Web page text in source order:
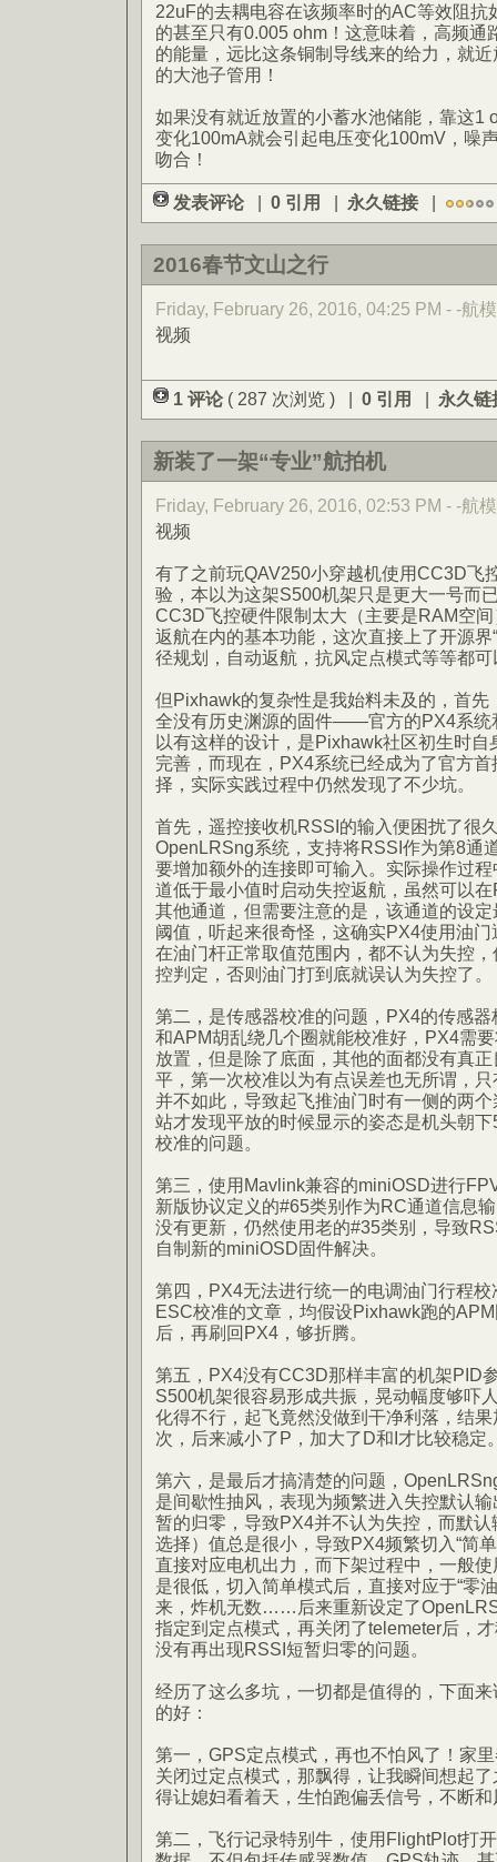
22uF的去耦电容在该频率时的AC等效阻抗
的甚至只有0.005 ohm！这意味着，高频通
的能量，远比这条铜制导线来的给力，就
的大池子管用！
如果没有就近放置的小蓄水池储能，靠这1
变化100mA就会引起电压变化100mV，噪
吻合！
发表评论 | 0 引用 | 永久链接 |
2016春节文山之行
Friday, February 26, 2016, 04:25 PM - -航模
视频
1 评论 ( 287 次浏览 ) | 0 引用 | 永久链
新装了一架“专业”航拍机
Friday, February 26, 2016, 02:53 PM - -航模
视频
有了之前玩QAV250小穿越机使用CC3D飞
验，本以为这架S500机架只是更大一号而
CC3D飞控硬件限制太大（主要是RAM空
返航在内的基本功能，这次直接上了开源界
径规划，自动返航，抗风定点模式等等都
但Pixhawk的复杂性是我始料未及的，首
全没有历史渊源的固件——官方的PX4系统
以有这样的设计，是Pixhawk社区初生时
完善，而现在，PX4系统已经成为了官方
择，实际实践过程中仍然发现了不少坑。
首先，遥控接收机RSSI的输入便困扰了很
OpenLRSng系统，支持将RSSI作为第8通
要增加额外的连接即可输入。实际操作过
道低于最小值时启动失控返航，虽然可以
其他通道，但需要注意的是，该通道的设
阈值，听起来很奇怪，这确实PX4使用油
在油门杆正常取值范围内，都不认为失控
控判定，否则油门打到底就误认为失控了。
第二，是传感器校准的问题，PX4的传感
和APM胡乱绕几个圈就能校准好，PX4需
放置，但是除了底面，其他的面都没有真
平，第一次校准以为有点误差也无所谓，
并不如此，导致起飞推油门时有一侧的两
站才发现平放的时候显示的姿态是机头朝
校准的问题。
第三，使用Mavlink兼容的miniOSD进行
新版协议定义的#65类别作为RC通道信息
没有更新，仍然使用老的#35类别，导致
自制新的miniOSD固件解决。
第四，PX4无法进行统一的电调油门行程
ESC校准的文章，均假设Pixhawk跑的
后，再刷回PX4，够折腾。
第五，PX4没有CC3D那样丰富的机架PID
S500机架很容易形成共振，晃动幅度够吓
化得不行，起飞竟然没做到干净利落，结
次，后来减小了P，加大了D和I才比较稳定
第六，是最后才搞清楚的问题，
是间歇性抽风，表现为频繁进入失控默认
暂的归零，导致PX4并不认为失控，而默
选择）值总是很小，导致PX4频繁切入“简
直接对应电机出力，而下架过程中，一般
是很低，切入简单模式后，直接对应于“零
来，炸机无数……后来重新设定了
指定到定点模式，再关闭了telemeter后，
没有再出现RSSI短暂归零的问题。
经历了这么多坑，一切都是值得的，下面
的好：
第一，GPS定点模式，再也不怕风了！家
关闭过定点模式，那飘得，让我瞬间想起
得让媳妇看着天，生怕跑偏丢信号，不断
第二，飞行记录特别牛，使用FlightPlot打